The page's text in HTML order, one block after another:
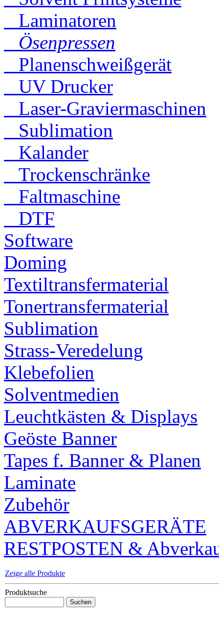
Laminatoren
Ösenpressen
Planenschweißgerät
UV Drucker
Laser-Graviermaschinen
Sublimation
Kalander
Trockenschränke
Faltmaschine
DTF
Software
Doming
Textiltransfermaterial
Tonertransfermaterial
Sublimation
Strass-Veredelung
Klebefolien
Solventmedien
Leuchtkästen & Displays
Geöste Banner
Tapes f. Banner & Planen
Laminate
Zubehör
ABVERKAUFSGERÄTE
RESTPOSTEN &
Zeige alle Produkte
Produktsuche